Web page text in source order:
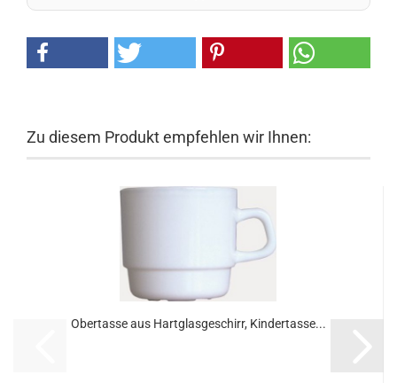
Zu diesem Produkt empfehlen wir Ihnen:
Obertasse aus Hartglasgeschirr, Kindertasse...